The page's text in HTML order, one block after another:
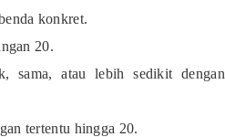
konkret.
20.
sama, atau lebih sedikit dengan
tertentu hingga 20.